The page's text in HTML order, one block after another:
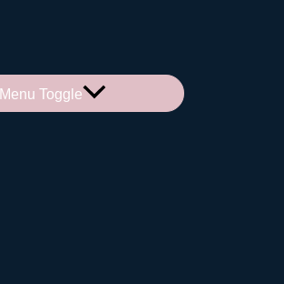
Menu Toggle